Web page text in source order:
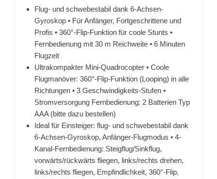
Flug- und schwebestabil dank 6-Achsen-
Gyroskop • Für Anfänger, Fortgeschrittene und
Profis • 360°-Flip-Funktion für coole Stunts •
Fernbedienung mit 30 m Reichweite • 6 Minuten
Flugzeit
Ultrakompakter Mini-Quadrocopter • Coole
Flugmanöver: 360°-Flip-Funktion (Looping) in alle
Richtungen • 3 Geschwindigkeits-Stufen •
Stromversorgung Fernbedienung: 2 Batterien Typ
AAA (bitte dazu bestellen)
Ideal für Einsteiger: flug- und schwebestabil dank
6-Achsen-Gyroskop, Anfänger-Flugmodus • 4-
Kanal-Fernbedienung: Steigflug/Sinkflug,
vorwärts/rückwärts fliegen, links/rechts drehen,
links/rechts fliegen, Empfindlichkeit, 360°-Flip,